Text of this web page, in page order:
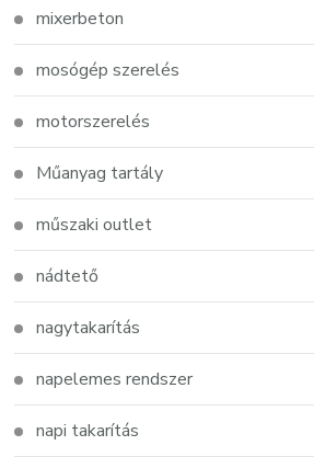
mixerbeton
mosógép szerelés
motorszerelés
Műanyag tartály
műszaki outlet
nádtető
nagytakarítás
napelemes rendszer
napi takarítás